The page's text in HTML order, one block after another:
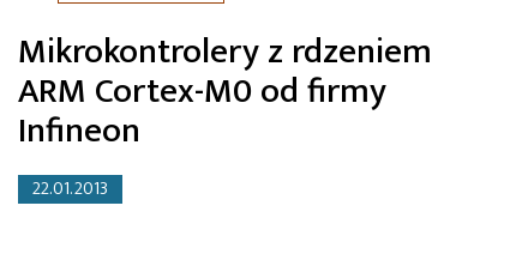
Mikrokontrolery z rdzeniem
ARM Cortex-M0 od firmy
Infineon
22.01.2013